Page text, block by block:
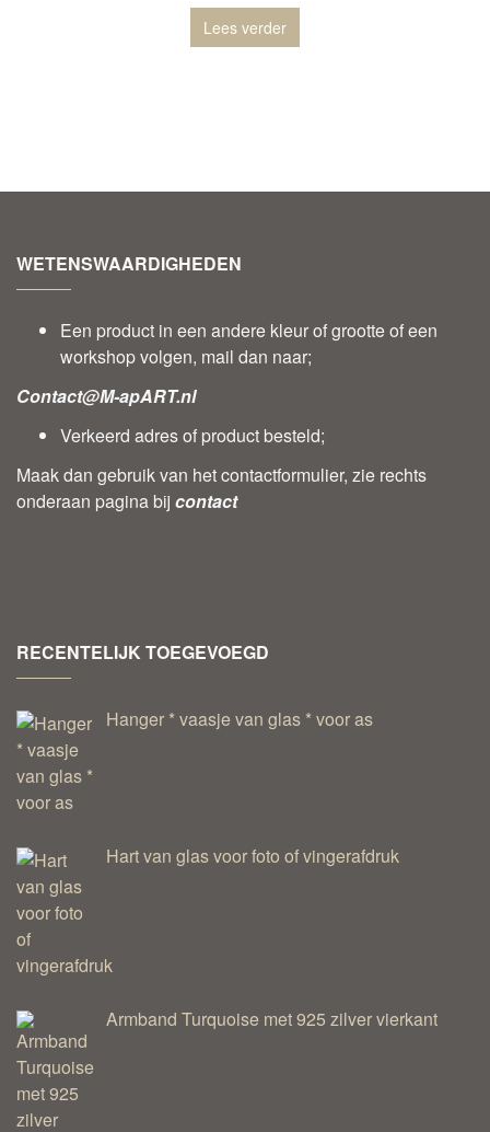
Lees verder
WETENSWAARDIGHEDEN
Een product in een andere kleur of grootte of een
workshop volgen, mail dan naar;
Contact@M-apART.nl
Verkeerd adres of product besteld;
Maak dan gebruik van het contactformulier, zie rechts
onderaan pagina bij contact
RECENTELIJK TOEGEVOEGD
Hanger * vaasje van glas * voor as
Hart van glas voor foto of vingerafdruk
Armband Turquoise met 925 zilver vierkant